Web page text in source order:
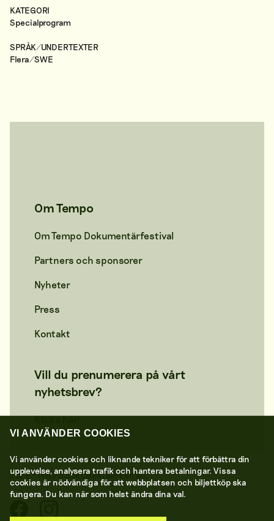
KATEGORI
Specialprogram
SPRÅK/UNDERTEXTER
Flera/SWE
Om Tempo
Om Tempo Dokumentärfestival
Partners och sponsorer
Nyheter
Press
Kontakt
Vill du prenumerera på vårt
nyhetsbrev?
Klicka här!
2026 © TEMPO DOKUMENTÄRFESTIVAL
VI ANVÄNDER COOKIES
Vi använder cookies och liknande tekniker för att förbättra din
upplevelse, analysera trafik och hantera betalningar. Vissa
cookies är nödvändiga för att webbplatsen och biljettköp ska
fungera. Du kan när som helst ändra dina val.